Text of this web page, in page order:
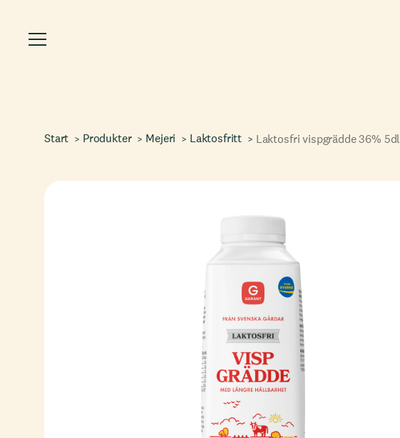
Start Produkter Mejeri Laktosfritt Laktosfri vispgrädde 36% 5dl